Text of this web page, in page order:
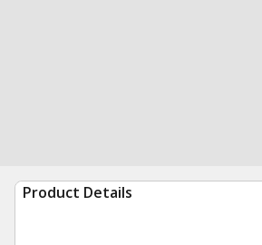
Product Details